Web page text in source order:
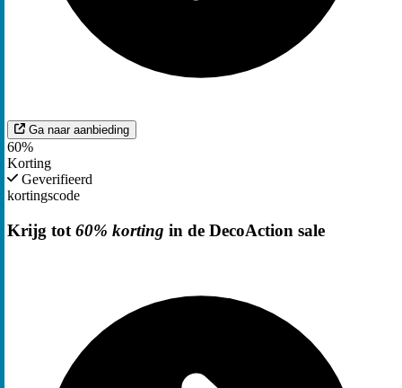
Ga naar aanbieding
60%
Korting
Geverifieerd
kortingscode
Krijg tot 60% korting in de DecoAction sale